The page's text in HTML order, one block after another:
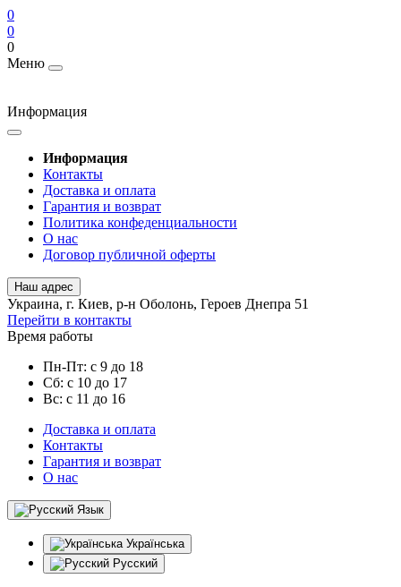
0
0
0
Меню
Информация
Информация
Контакты
Доставка и оплата
Гарантия и возврат
Политика конфеденциальности
О нас
Договор публичной оферты
Наш адрес
Украина, г. Киев, р-н Оболонь, Героев Днепра 51
Перейти в контакты
Время работы
Пн-Пт: с 9 до 18
Сб: с 10 до 17
Вс: с 11 до 16
Доставка и оплата
Контакты
Гарантия и возврат
О нас
Язык
Українська
Русский